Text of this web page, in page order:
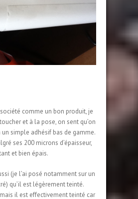
comme un bon produit, je
et à la pose, on sent qu’on
un simple adhésif bas de gamme.
ses 200 microns d’épaisseur,
et bien épais.
(je l’ai posé notamment sur un
qu’il est légèrement teinté.
mais il est effectivement teinté car